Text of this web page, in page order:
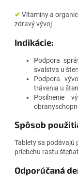
✔ Vitamíny a
zdravý vývoj
Indikácie:
Podpora
svalstva u
Podpora
trávenia u
Posilnenie
Spôsob
Tablety sa podávajú
priebehu rastu
Odporúčaná